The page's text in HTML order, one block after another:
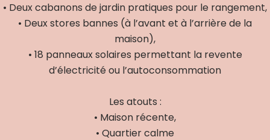
• Deux cabanons de jardin pratiques pour le rangement,
• Deux stores bannes (à l’avant et à l’arrière de la
maison),
• 18 panneaux solaires permettant la revente
d’électricité ou l’autoconsommation
Les atouts :
• Maison récente,
• Quartier calme